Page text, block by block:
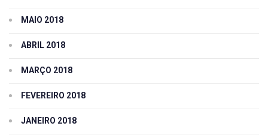
MAIO 2018
ABRIL 2018
MARÇO 2018
FEVEREIRO 2018
JANEIRO 2018